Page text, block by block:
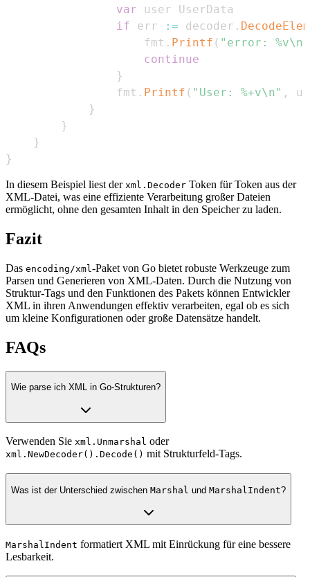
var
if err := decoder .
                    fmt
. Printf ( "error: %v\n"
continue
}
                fmt
. Printf ( "User: %+v\n" ,
}
}
}
}
In diesem Beispiel liest der xml.Decoder Token für Token aus der
XML-Datei, was eine effiziente Verarbeitung großer Dateien
ermöglicht, ohne den gesamten Inhalt in den Speicher zu laden.
Fazit
Das encoding/xml-Paket von Go bietet robuste Werkzeuge zum
Parsen und Generieren von XML-Daten. Durch die Nutzung von
Struktur-Tags und den Funktionen des Pakets können Entwickler
XML in ihren Anwendungen effektiv verarbeiten, egal ob es sich
um kleine Konfigurationen oder große Datensätze handelt.
FAQs
Wie parse ich XML in Go-Strukturen?
Verwenden Sie xml.Unmarshal oder
xml.NewDecoder().Decode() mit Strukturfeld-Tags.
Was ist der Unterschied zwischen Marshal und MarshalIndent?
MarshalIndent formatiert XML mit Einrückung für eine bessere
Lesbarkeit.